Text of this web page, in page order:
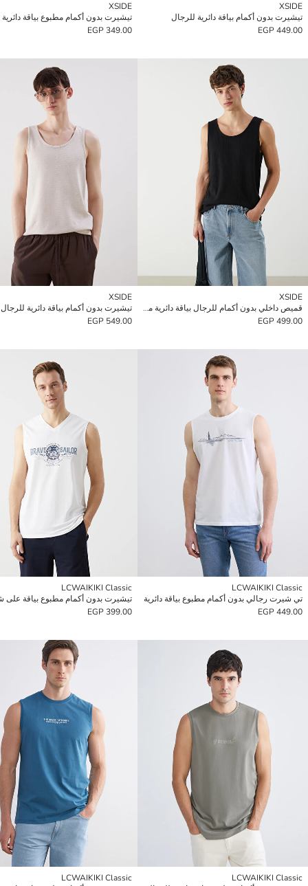
XSIDE
تيشيرت بدون أكمام بياقة دائرية للرجال
449.00 EGP
XSIDE
349.00 EGP
XSIDE
قميص داخلي بدون أكمام للرجال بياقة دائرية مزخرف
499.00 EGP
XSIDE
تيشيرت بدون أكمام بياقة دائرية للرجال
549.00 EGP
LCWAIKIKI Classic
تي شيرت رجالي بدون أكمام مطبوع بياقة دائرية
449.00 EGP
LCWAIKIKI Classic
399.00 EGP
LCWAIKIKI Classic
LCWAIKIKI Classic